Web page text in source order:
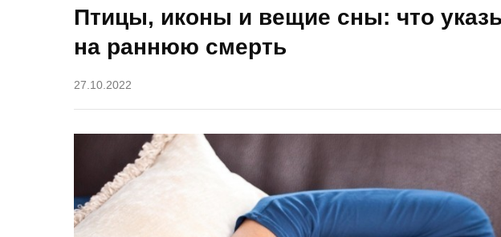
Птицы, иконы и вещие сны: что
на раннюю смерть
27.10.2022